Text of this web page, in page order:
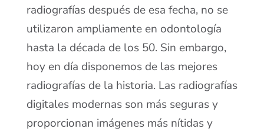
radiografías después de esa fecha, no se
utilizaron ampliamente en odontología
hasta la década de los 50. Sin embargo,
hoy en día disponemos de las mejores
radiografías de la historia. Las radiografías
digitales modernas son más seguras y
proporcionan imágenes más nítidas y